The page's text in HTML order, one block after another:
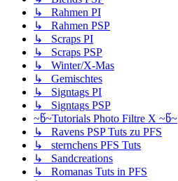
↳ Rahmen PI
↳ Rahmen PSP
↳ Scraps PI
↳ Scraps PSP
↳ Winter/X-Mas
↳ Gemischtes
↳ Signtags PI
↳ Signtags PSP
~წ~Tutorials Photo Filtre X ~წ~
↳ Ravens PSP Tuts zu PFS
↳ sternchens PFS Tuts
↳ Sandcreations
↳ Romanas Tuts in PFS